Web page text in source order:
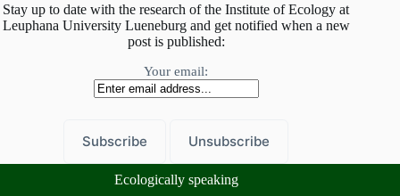
Stay up to date with the research of the Institute of Ecology at
Leuphana University Lueneburg and get notified when a new
post is published:
Your email:
Ecologically speaking